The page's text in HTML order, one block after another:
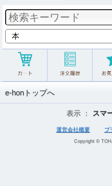
e-honトップへ
表示 ： スマ
運営会社概要 プ
Copyright ©